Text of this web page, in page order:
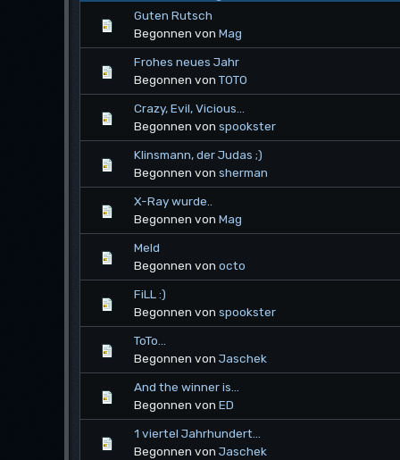
Guten Rutsch
Begonnen von Mag
Frohes neues Jahr
Begonnen vonT0T0
Crazy, Evil, Vicious...
Begonnen von spookster
Klinsmann, der Judas ;)
Begonnen von sherman
X-Ray wurde..
Begonnen von Mag
Meld
Begonnen von octo
FiLL :)
Begonnen von spookster
ToTo...
Begonnen von Jaschek
And the winner is...
Begonnen von ED
1 viertel Jahrhundert...
Begonnen von Jaschek